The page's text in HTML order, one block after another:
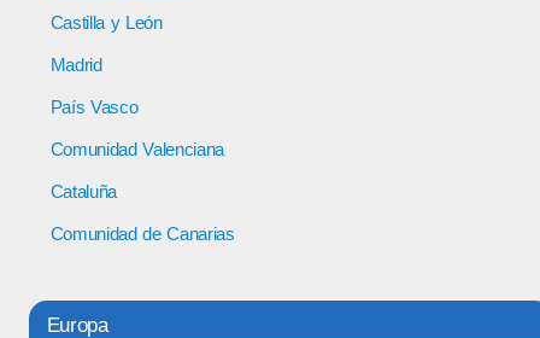
Castilla y León
Madrid
País Vasco
Comunidad Valenciana
Cataluña
Comunidad de Canarias
Europa